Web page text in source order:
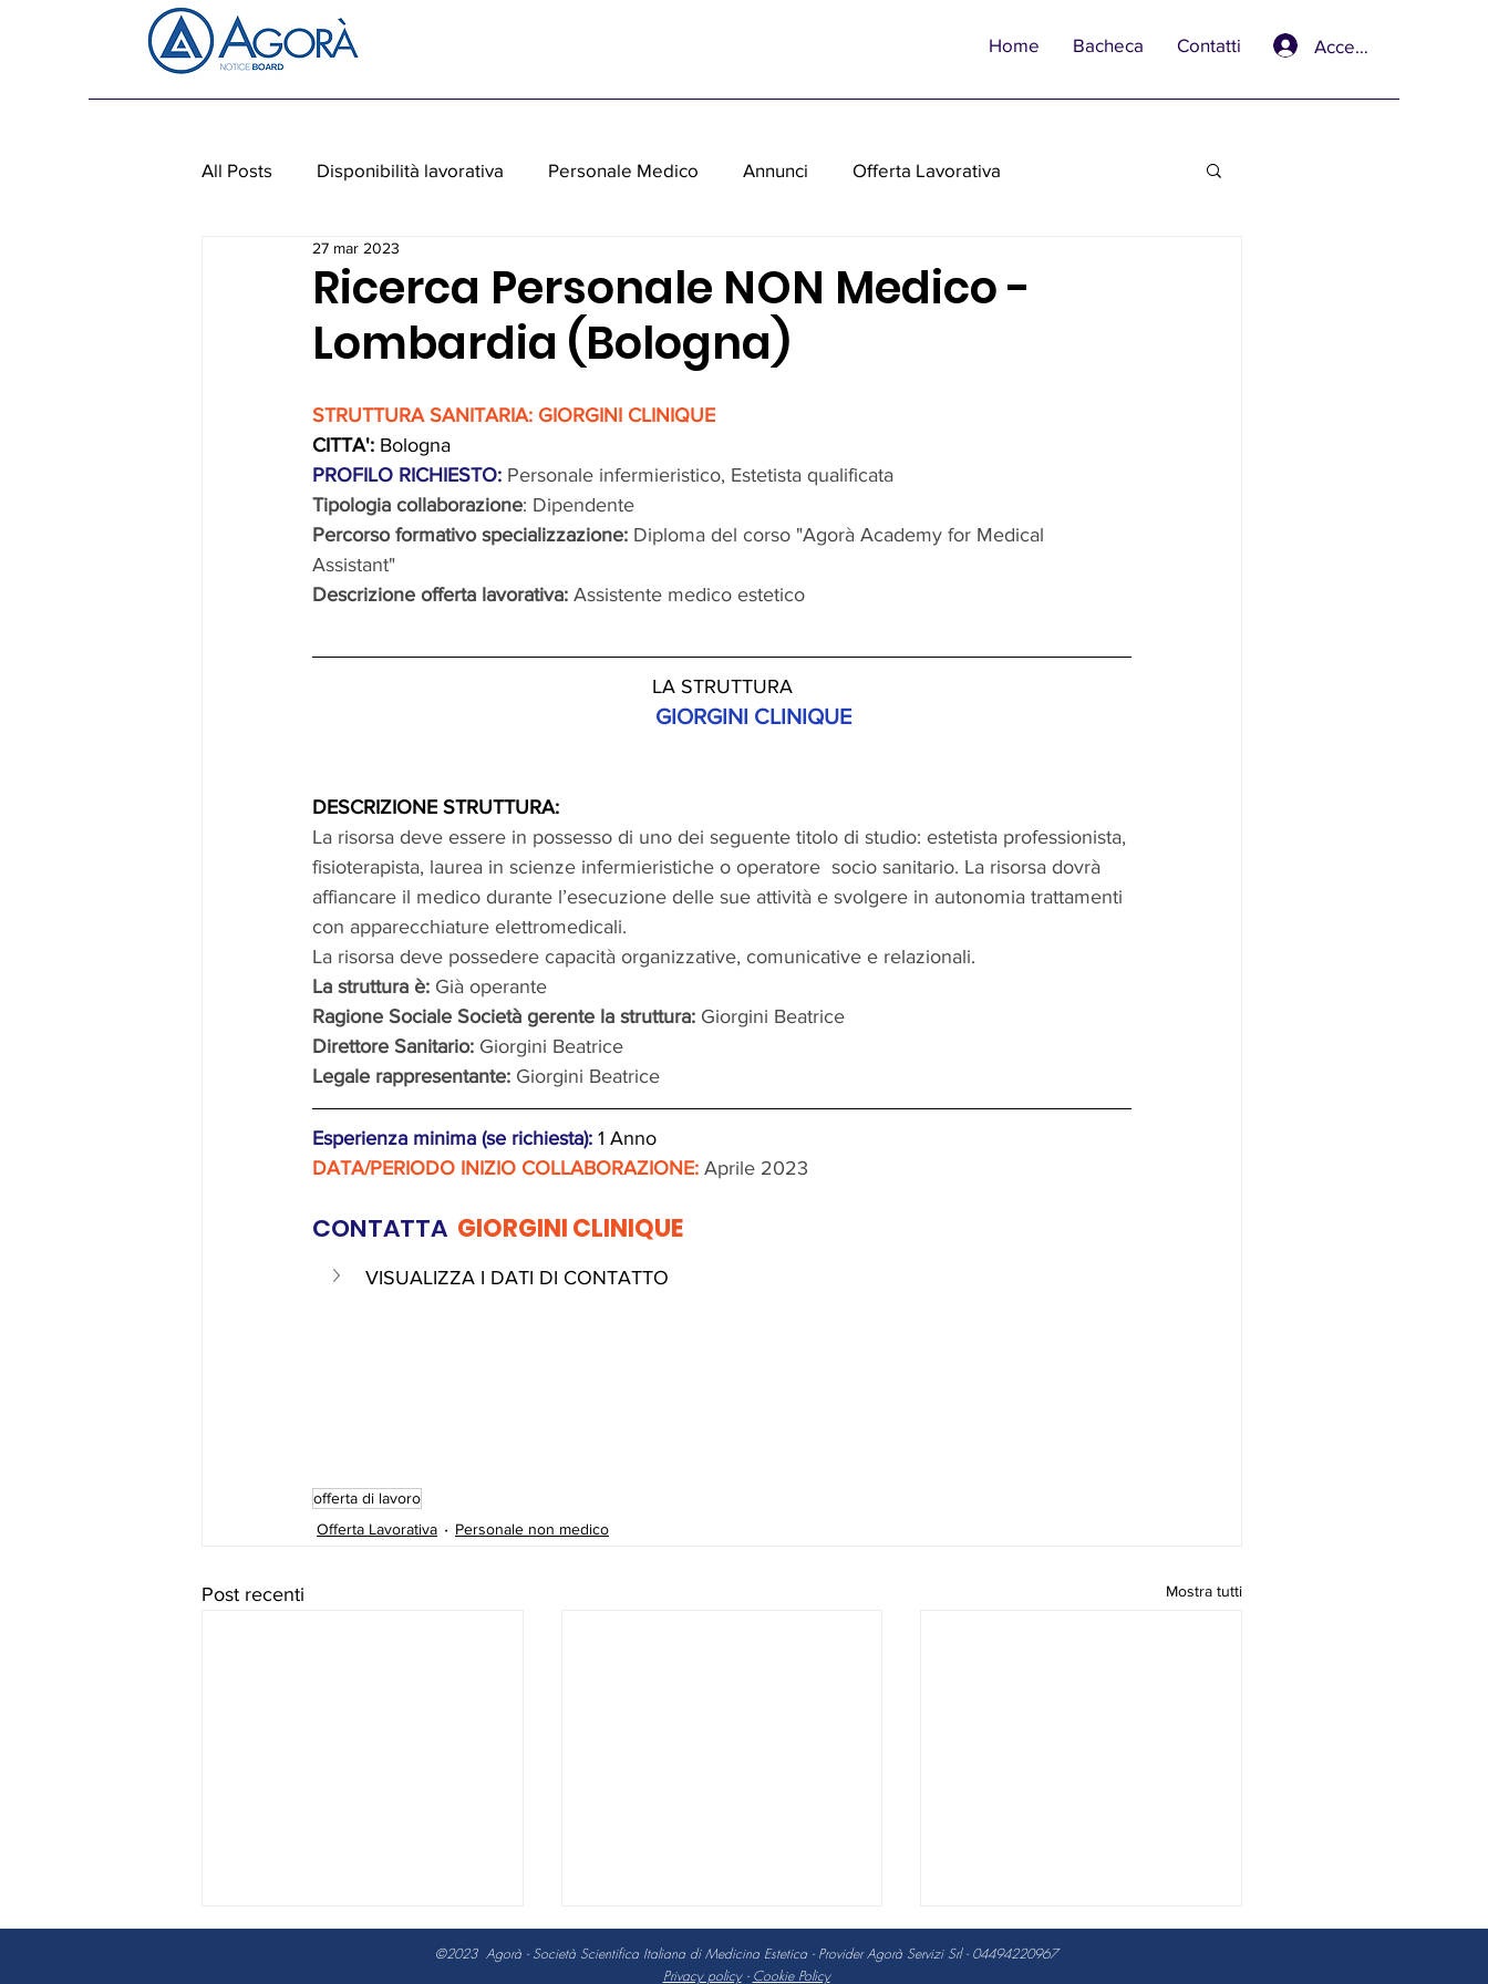
Home Bacheca Contatti Accedi
All Posts Disponibilità lavorativa Personale Medico Annunci Offerta Lavorativa
Personale non medico
Ricerca Personale NON Medico -
Lombardia (Bologna)
27 mar 2023
STRUTTURA SANITARIA: GIORGINI CLINIQUE
CITTA': Bologna
PROFILO RICHIESTO: Personale infermieristico, Estetista qualificata
Tipologia collaborazione: Dipendente
Percorso formativo specializzazione: Diploma del corso "Agorà Academy for Medical
Assistant"
Descrizione offerta lavorativa: Assistente medico estetico
LA STRUTTURA
GIORGINI CLINIQUE
DESCRIZIONE STRUTTURA:
La risorsa deve essere in possesso di uno dei seguente titolo di studio: estetista professionista,
fisioterapista, laurea in scienze infermieristiche o operatore  socio sanitario. La risorsa dovrà
affiancare il medico durante l’esecuzione delle sue attività e svolgere in autonomia trattamenti
con apparecchiature elettromedicali.
La risorsa deve possedere capacità organizzative, comunicative e relazionali.
La struttura è: Già operante
Ragione Sociale Società gerente la struttura: Giorgini Beatrice
Direttore Sanitario: Giorgini Beatrice
Legale rappresentante: Giorgini Beatrice
Esperienza minima (se richiesta): 1 Anno
DATA/PERIODO INIZIO COLLABORAZIONE: Aprile 2023
CONTATTA GIORGINI CLINIQUE
VISUALIZZA I DATI DI CONTATTO
offerta di lavoro
Offerta Lavorativa
Personale non medico
Post recenti Mostra tutti
©2023 Agorà - Società Scientifica Italiana di Medicina Estetica - Provider Agorà Servizi Srl - 04494220967
Privacy policy- Cookie Policy